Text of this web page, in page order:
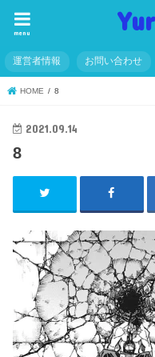
menu
運営者情報 お問い合わせ
HOME 8
2021.09.14
8